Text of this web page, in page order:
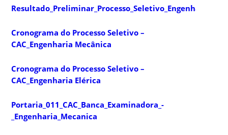
Cronograma do Processo Seletivo –
CAC_Engenharia Mecânica
Cronograma do Processo Seletivo –
CAC_Engenharia Elérica
Portaria_011_CAC_Banca_Examinadora_-
_Engenharia_Mecanica